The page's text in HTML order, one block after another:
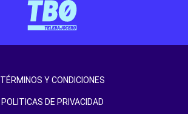
TÉRMINOS Y CONDICIONES
POLITICAS DE PRIVACIDAD